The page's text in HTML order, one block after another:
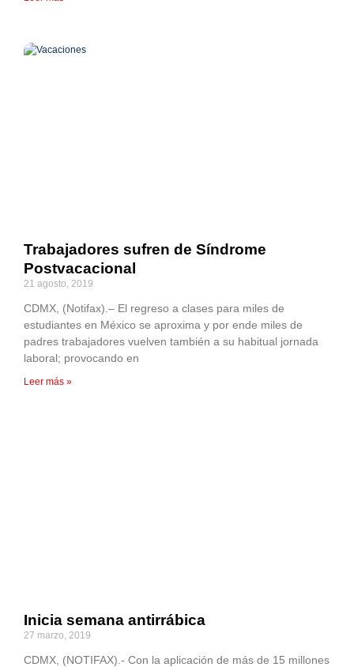
Trabajadores sufren de Síndrome
Postvacacional
21 agosto, 2019
CDMX, (Notifax).– El regreso a clases para miles de
estudiantes en México se aproxima y por ende miles de
padres trabajadores vuelven también a su habitual jornada
laboral; provocando en
Leer más »
Inicia semana antirrábica
27 marzo, 2019
CDMX, (NOTIFAX).- Con la aplicación de más de 15 millones